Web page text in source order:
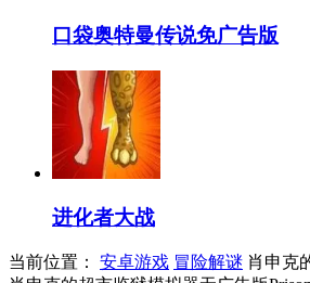
口袋奥特曼传说免广告版
进化者大战
当前位置： 安卓游戏 冒险解谜 肖申克